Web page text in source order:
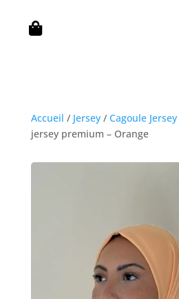

Accueil / Jersey/ Cagoule
jersey premium – Orange